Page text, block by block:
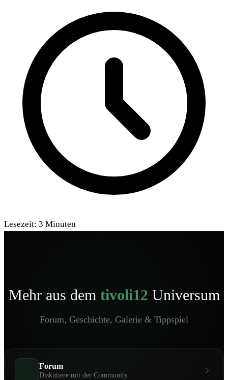
Lesezeit: 3 Minuten
Mehr aus dem tivoli12 Universum
Forum, Geschichte, Galerie & Tippspiel
Forum
Diskutiere mit der Community